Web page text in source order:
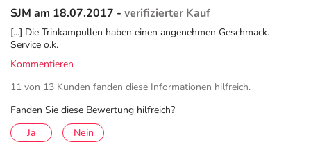
SJM am 18.07.2017 - verifizierter Kauf
[...] Die Trinkampullen haben einen angenehmen Geschmack.
Service o.k.
Kommentieren
11 von 13 Kunden fanden diese Informationen hilfreich.
Fanden Sie diese Bewertung hilfreich?
Ja
Nein